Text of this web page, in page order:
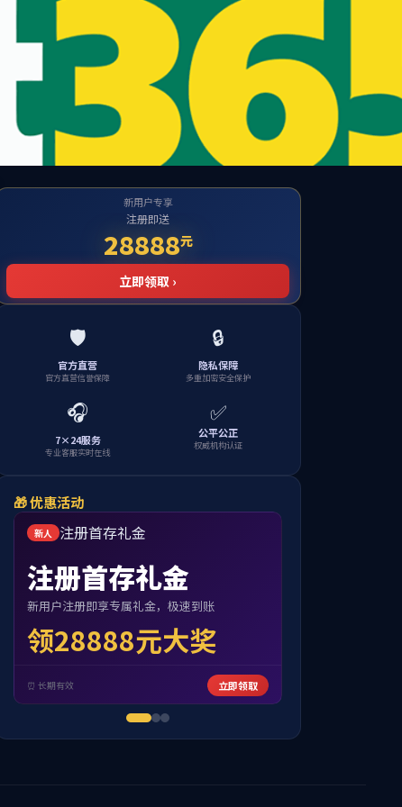
联系我们
党建工作 法规制度
业务指南
收使用管理办法的通知
阅览：
用管理办法的通知.pdf】已下载次